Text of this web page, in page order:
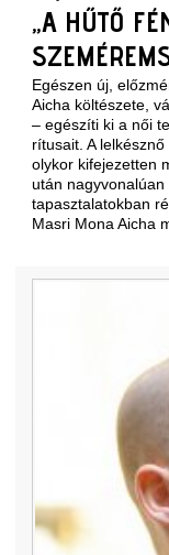
„A HŰTŐ
Egészen új,
Aicha költészete,
– egészíti ki a női
rítusait. A
olykor kifejezetten
után
tapasztalatokban
Masri Mona Aicha